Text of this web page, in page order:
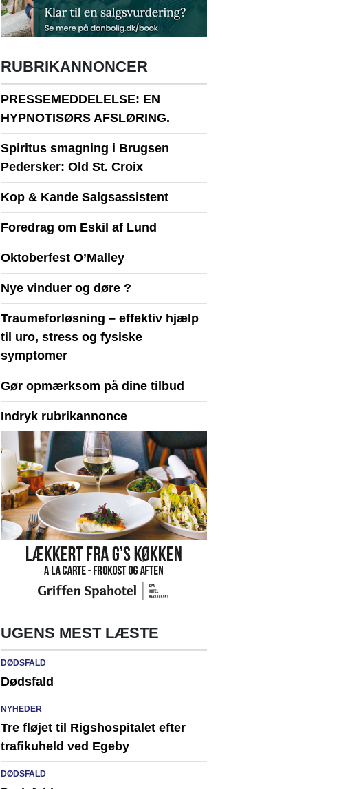
RUBRIKANNONCER
PRESSEMEDDELELSE: EN
HYPNOTISØRS AFSLØRING.
Spiritus smagning i Brugsen
Pedersker: Old St. Croix
Kop & Kande Salgsassistent
Foredrag om Eskil af Lund
Oktoberfest O’Malley
Nye vinduer og døre ?
Traumeforløsning – effektiv hjælp
til uro, stress og fysiske
symptomer
Gør opmærksom på dine tilbud
Indryk rubrikannonce
UGENS MEST LÆSTE
DØDSFALD
Dødsfald
NYHEDER
Tre fløjet til Rigshospitalet efter
trafikuheld ved Egeby
DØDSFALD